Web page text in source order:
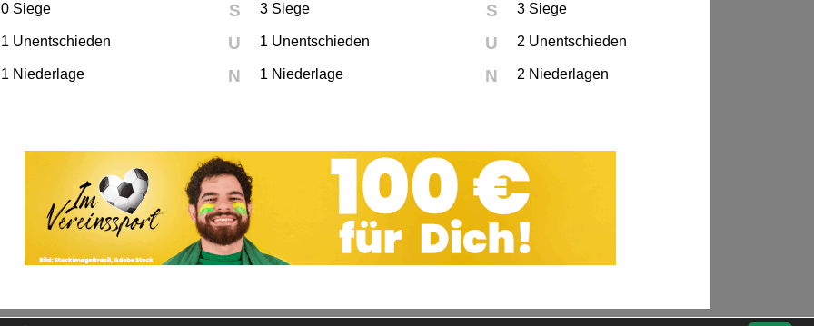
0 Siege
1 Unentschieden
1 Niederlage
S 3 Siege
U 1 Unentschieden
N 1 Niederlage
S 3 Siege
U 2 Unentschieden
N 2 Niederlagen